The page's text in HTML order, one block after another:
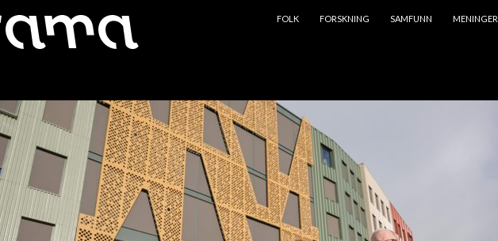
FOLK
FORSKNING SAMFUNN MENINGER